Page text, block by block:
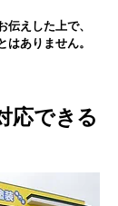
えした上で、
ありません。
応できる